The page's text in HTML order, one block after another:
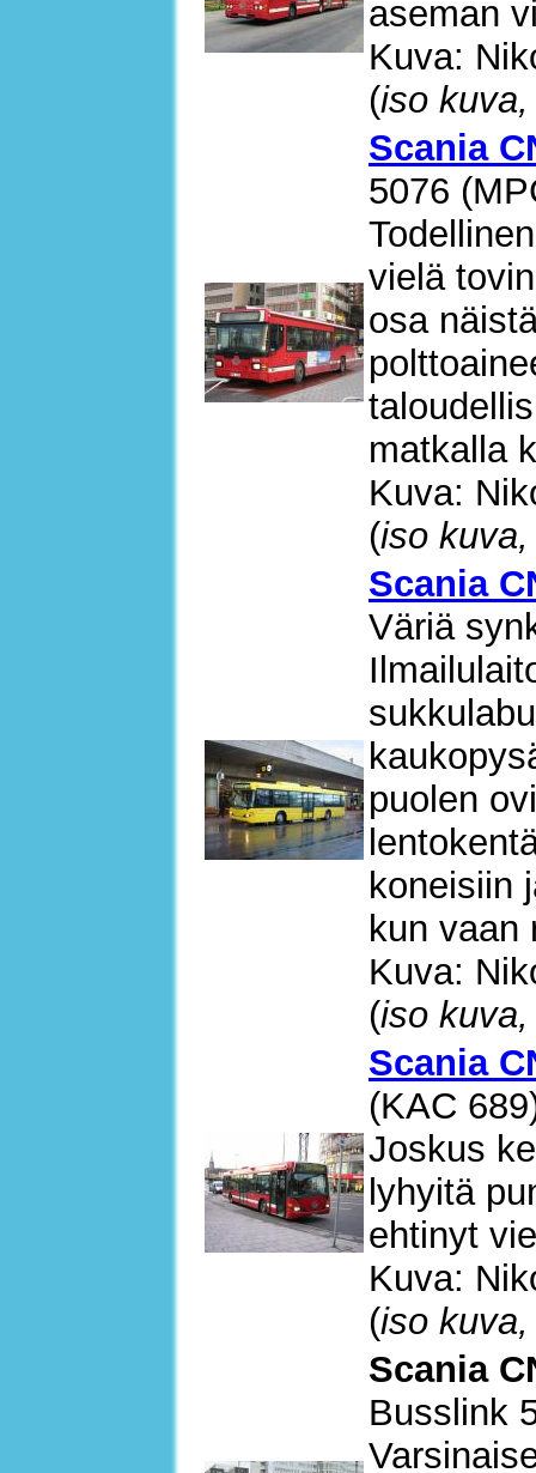
aseman
Kuva:
(iso
Scania
5076
vielä
osa
matkalla
Kuva:
(iso
Scania
Väriä
puolen
koneisiin
kun vaan
Kuva:
(iso
Scania
(KAC
Joskus
lyhyitä
ehtinyt
Kuva:
(iso
Scania
Busslink